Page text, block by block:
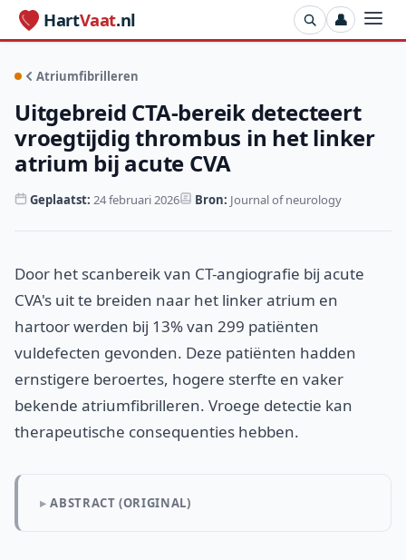
HartVaat.nl 👤
Atriumfibrilleren
Uitgebreid CTA-bereik detecteert
vroegtijdig thrombus in het linker
atrium bij acute CVA
Geplaatst: 24 februari 2026 Bron: Journal of neurology
Door het scanbereik van CT-angiografie bij acute
CVA's uit te breiden naar het linker atrium en
hartoor werden bij 13% van 299 patiënten
vuldefecten gevonden. Deze patiënten hadden
ernstigere beroertes, hogere sterfte en vaker
bekende atriumfibrilleren. Vroege detectie kan
therapeutische consequenties hebben.
ABSTRACT (ORIGINAL)